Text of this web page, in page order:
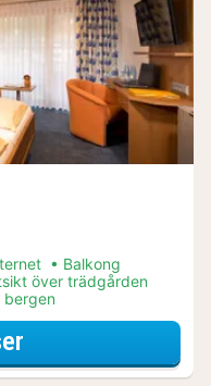
Balkong
över trädgården
bergen
för Middagspaket